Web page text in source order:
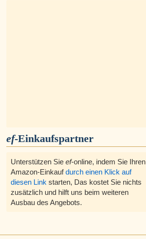
ef-Einkaufspartner
Unterstützen Sie ef-online, indem Sie Ihren
Amazon-Einkaufdurch einen Klick auf
diesen Link starten, Das kostet Sie nichts
zusätzlich und hilft uns beim weiteren
Ausbau des Angebots.